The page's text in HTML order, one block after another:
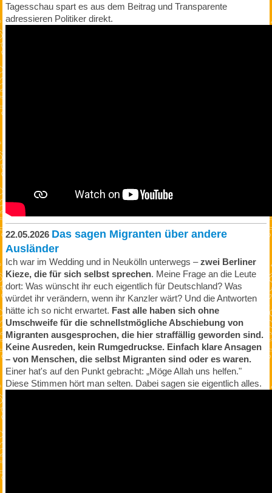
Tagesschau spart es aus dem Beitrag und Transparente
adressieren Politiker direkt.
22.05.2026 Das sagen Migranten über andere
Ausländer
Ich war im Wedding und in Neukölln unterwegs –zwei Berliner
Kieze, die für sich selbst sprechen. Meine Frage an die Leute
dort: Was wünscht ihr euch eigentlich für Deutschland? Was
würdet ihr verändern, wenn ihr Kanzler wärt? Und die Antworten
hätte ich so nicht erwartet. Fast alle haben sich ohne
Umschweife für die schnellstmögliche Abschiebung von
Migranten ausgesprochen, die hier straffällig geworden sind.
Keine Ausreden, kein Rumgedruckse. Einfach klare Ansagen
– von Menschen, die selbst Migranten sind oder es waren.
Einer hat's auf den Punkt gebracht: „Möge Allah uns helfen."
Diese Stimmen hört man selten. Dabei sagen sie eigentlich alles.